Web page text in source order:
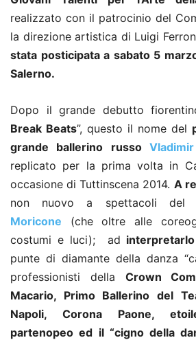
realizzato con il patrocinio del
la direzione artistica di Luigi
stata posticipata a sabato 5
Salerno.
Dopo il grande debutto
Break Beats”, questo il nome del
grande ballerino russo
replicato per la prima volta in
occasione di Tuttinscena 2014. A
non nuovo a spettacoli del
Moricone (che oltre alle
costumi e luci); ad interpretarlo
punte di diamante della danza
professionisti della Crown
Macario, Primo Ballerino del
Napoli, Corona Paone,
partenopeo ed il “cigno della